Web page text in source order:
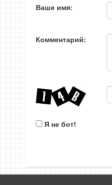
Ваше имя:
Комментарий:
Я не бот!